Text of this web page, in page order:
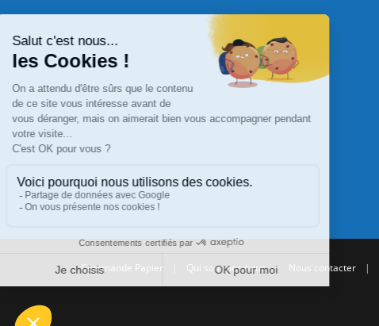
Commande Papier Qui sommes nous | Nous contacter |